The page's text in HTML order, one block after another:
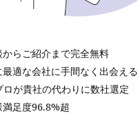
からご紹介まで完全無料
最適な会社に手間なく出会える
ロが貴社の代わりに数社選定
満足度96.8%超